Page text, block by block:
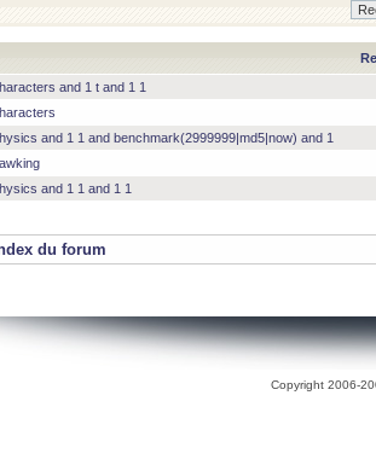
and 1 t and 1 1
and 1 1 and benchmark(2999999|md5|now) and 1
and 1 1 and 1 1
du forum
Copyright 2006-